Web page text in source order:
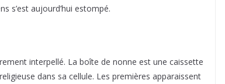
s’est aujourd’hui estompé.
interpellé. La boîte de nonne est une caissette
dans sa cellule. Les premières apparaissent